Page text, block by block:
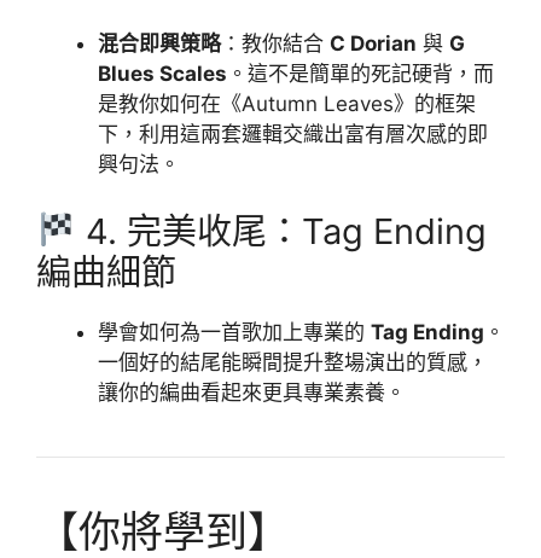
混合即興策略：教你結合 C Dorian 與 G
Blues Scales 。這不是簡單的死記硬背，而
是教你如何在《Autumn Leaves》的框架
下，利用這兩套邏輯交織出富有層次感的即
興句法。
4. 完美收尾：Tag Ending
編曲細節
學會如何為一首歌加上專業的 Tag Ending 。
一個好的結尾能瞬間提升整場演出的質感，
讓你的編曲看起來更具專業素養。
【你將學到】